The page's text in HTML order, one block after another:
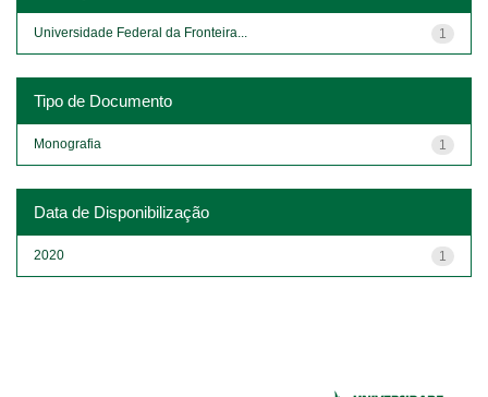
1
Universidade Federal da Fronteira...
Tipo de Documento
1
Monografia
Data de Disponibilização
1
2020